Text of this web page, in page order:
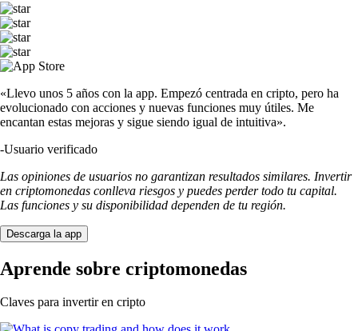
«Llevo unos 5 años con la app. Empezó centrada en cripto, pero ha
evolucionado con acciones y nuevas funciones muy útiles. Me
encantan estas mejoras y sigue siendo igual de intuitiva».
-Usuario verificado
Las opiniones de usuarios no garantizan resultados similares. Invertir
en criptomonedas conlleva riesgos y puedes perder todo tu capital.
Las funciones y su disponibilidad dependen de tu región.
Descarga la app
Aprende sobre criptomonedas
Claves para invertir en cripto